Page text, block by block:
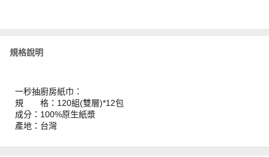
規格說明
一秒抽廚房紙巾：
規 格：120組(雙層)*12包
成分：100%原生紙漿
產地：台灣